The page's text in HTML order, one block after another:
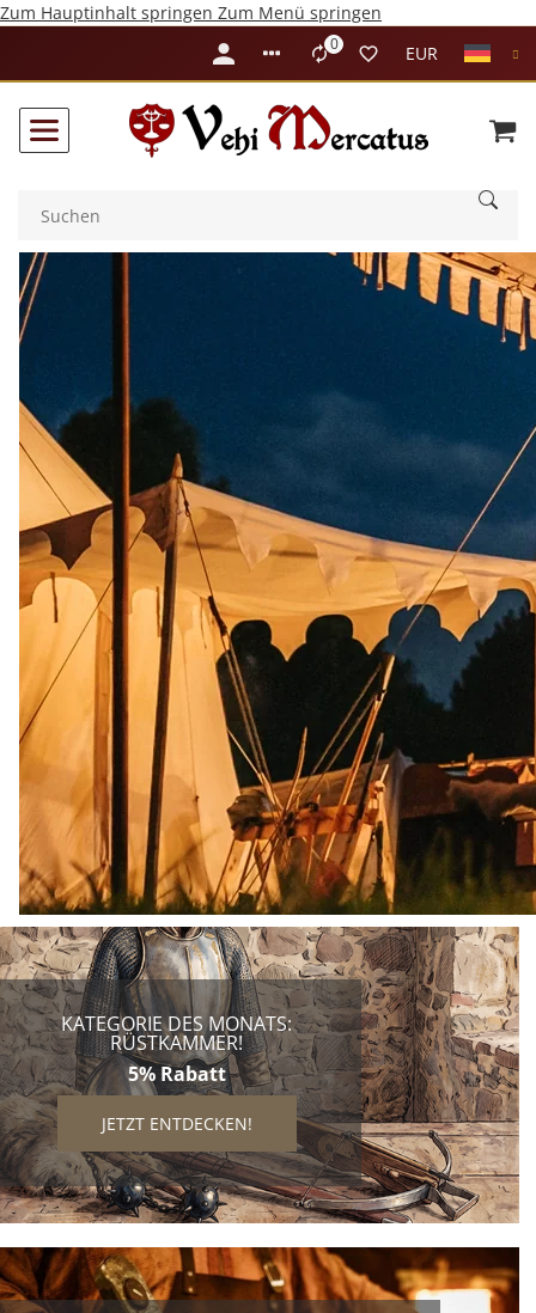
Zum Hauptinhalt springen Zum Menü springen
0Liste ist leerEUR
KATEGORIE DES MONATS:
RÜSTKAMMER!
5% Rabatt
JETZT ENTDECKEN!